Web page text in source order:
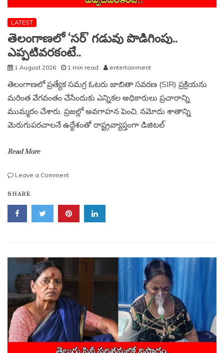
LATEST
తెలంగాణలో ‘సర్’ గడువు పొడిగింపు..
ఎప్పటివరకంటే..
1 August 2026 1 min read entertainment
తెలంగాణలో ప్రత్యేక సమగ్ర ఓటరు జాబితా సవరణ (SIR) ప్రక్రియను
మరింత వేగవంతం చేసేందుకు ఎన్నికల అధికారులు ప్రచారాన్ని
ముమ్మరం చేశారు. ప్రజల్లో అవగాహన పెంచి, నమోదు శాతాన్ని
మెరుగుపరచాలనే ఉద్దేశంతో రాష్ట్రవ్యాప్తంగా డిజిటల్
Read More
Leave a Commenton
గడువు
పొడిగింపు..
ఎప్పటివరకంటే..
SHARE